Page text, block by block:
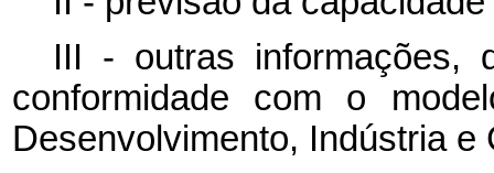
III - outras informações,
conformidade com o
Desenvolvimento, Indústria e